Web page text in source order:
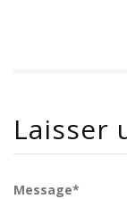
Laisser
Message*